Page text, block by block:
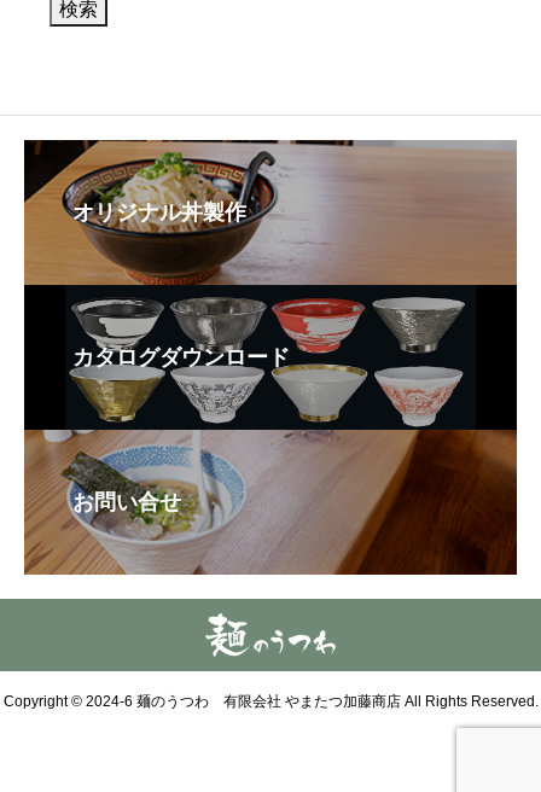
オリジナル丼製作
カタログダウンロード
お問い合せ
Copyright © 2024-6 麺のうつわ 有限会社 やまたつ加藤商店 All Rights Reserved.